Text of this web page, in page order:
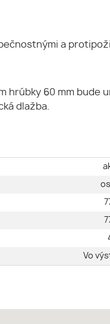
a
hrúbky 60 mm bude
dlažba.
Vo